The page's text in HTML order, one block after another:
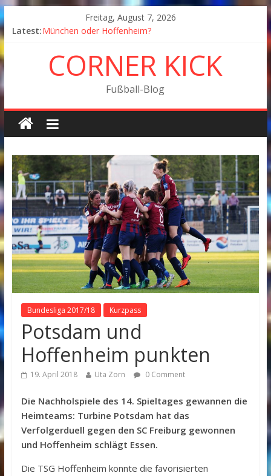
Freitag, August 7, 2026
Latest:München oder Hoffenheim?
Fußball in Coronazeiten: Blick zurück und nach vorn
Der Pokal geht nach Wolfsburg
München wird Vizemeister, Köln geht mit Jena in Liga
CORNER KICK
Fußball-Blog
Bundesliga 2017/18 Kurzpass
Potsdam und
Hoffenheim punkten
19. April 2018 Uta Zorn 0 Comment
Die Nachholspiele des 14. Spieltages gewannen die
Heimteams: Turbine Potsdam hat das
Verfolgerduell gegen den SC Freiburg gewonnen
und Hoffenheim schlägt Essen.
Die TSG Hoffenheim konnte die favorisierten